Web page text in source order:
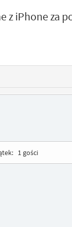
z iPhone za
1 gości